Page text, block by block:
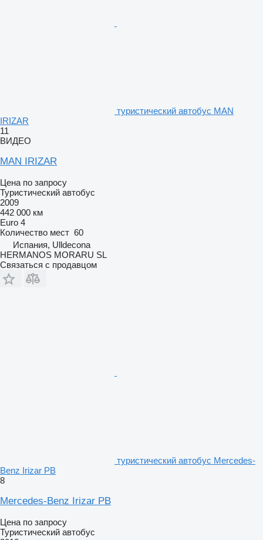
туристический автобус MAN
IRIZAR
11
ВИДЕО
MAN IRIZAR
Цена по запросу
Туристический автобус
2009
442 000 км
Euro 4
Количество мест 60
Испания, Ulldecona
HERMANOS MORARU SL
Связаться с продавцом
туристический автобус Mercedes-
Benz Irizar PB
8
Mercedes-Benz Irizar PB
Цена по запросу
Туристический автобус